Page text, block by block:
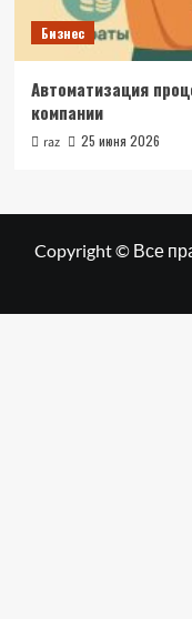
Бизнес
Автоматизация
компании
raz 25 июня 2026
Copyright © Все